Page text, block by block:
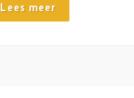
Lees meer